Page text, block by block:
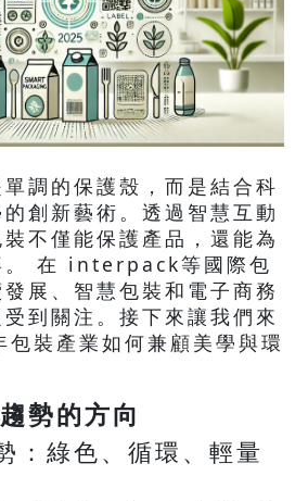
調的保護殼，而是結合科
創新藝術。透過智慧互動
不僅能保護產品，還能為
。 在 interpack等國際包
展、智慧包裝和電子商務
到關注。接下來讓我們來
裝產業如何兼顧美學與環
勢的方向
：綠色、循環、輕量